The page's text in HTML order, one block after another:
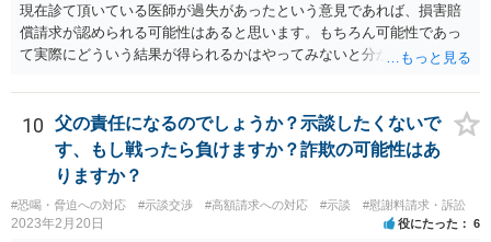
現在診て頂いている医師が過失があったという意見であれば、損害賠
償請求が認められる可能性はあると思います。もちろん可能性であっ
て実際にどういう結果が得られるかはやってみないと分かりません
療費や精神的苦痛を受けた分の慰謝料や仕事に影響があれば休業損害
などが考えられます。 頑張ってください。
10
父の責任になるのでしょうか？示談したくないで
す、もし戦ったら負けますか？詐欺の可能性はあ
りますか？
#恐喝・脅迫への対応 #示談交渉 #高額請求への対応 #示談 #慰謝料請求・訴訟
2023年2月20日 役にたった 6